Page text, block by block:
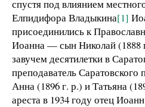
спустя под влиянием
Елпидифора Владыкина[1]
присоединились к
Иоанна — сын Николай (1888
завучем десятилетки в
преподаватель Саратовского
Анна (1896 г. р.) и Татьяна
ареста в 1934 году отец